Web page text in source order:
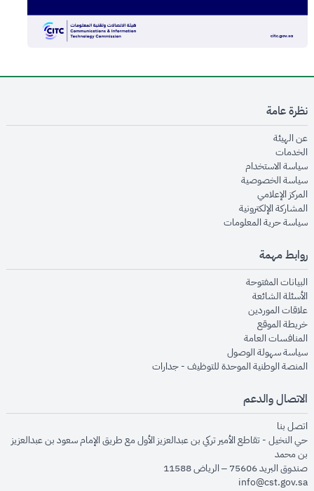
نظرة عامة
عن الهيئةopens in new window
الخدماتopens in new window
سياسة الاستخدام
سياسة الخصوصيةopens in new window
المركز الإعلاميopens in new window
المشاركة الإلكترونيةopens in new window
سياسة حرية المعلوماتopens in new window
روابط مهمة
البيانات المفتوحةopens in new window
الأسئلة الشائعةopens in new window
علاقات الموردينopens in new window
خريطة الموقعopens in new window
المنافسات العامةopens in new window
سياسة سهولة الوصولopens in new window
المنصة الوطنية الموحدة للتوظيف - جداراتopens in new window
الاتصال والدعم
اتصل بنا
حي النخيل - تقاطع الأمير تركي بن عبدالعزيز الأول مع طريق الإمام سعود بن عبدالعزيز
بن محمد
صندوق البريد 75606 – الرياض 11588
info@cst.gov.sa